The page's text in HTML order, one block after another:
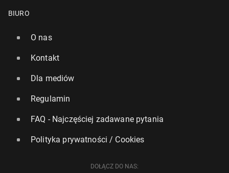
BIURO
O nas
Kontakt
Dla mediów
Regulamin
FAQ - Najczęściej zadawane pytania
Polityka prywatności / Cookies
DOŁĄCZ DO NAS: